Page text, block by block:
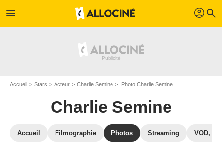
menu profil search
Accueil Stars Acteur Charlie Semine Photo Charlie Semine
Charlie Semine
Accueil Filmographie Photos Streaming VOD,